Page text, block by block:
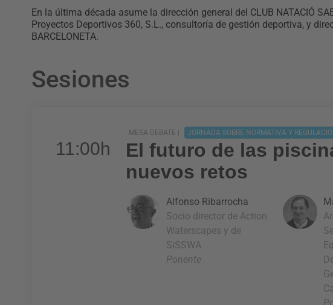
En la última década asume la dirección general del CLUB NATACIÓ
Proyectos Deportivos 360, S.L., consultoría de gestión deportiva, y
BARCELONETA.
Sesiones
11:00h
MESA DEBATE | JORNADA SOBRE NORMATIVA Y
El futuro de las
nuevos retos
Alfonso Ribarrocha
Socio director de Action
Waterscapes y de
SiSSWA
Ponente